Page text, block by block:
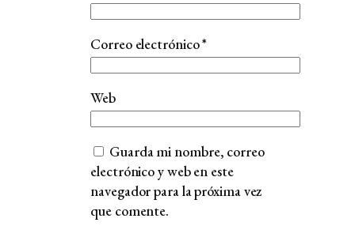
Correo electrónico*
Web
Guarda mi nombre, correo
electrónico y web en este
navegador para la próxima vez
que comente.